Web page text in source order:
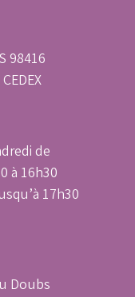
98416
de
à 16h30
17h30
Doubs